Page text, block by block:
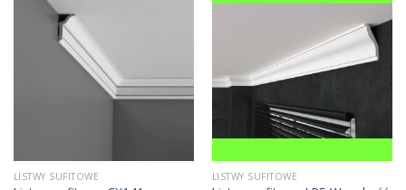
LISTWY SUFITOWE LISTWY SUFITOWE